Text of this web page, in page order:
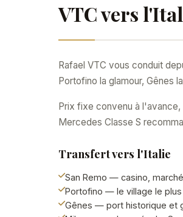
VTC vers
Rafael VTC vous conduit
Portofino la glamour, Gênes
Prix fixe convenu à
Mercedes Classe S
Transfert vers l'Italie
San Remo — casino,
Portofino — le village le
Gênes — port historique et